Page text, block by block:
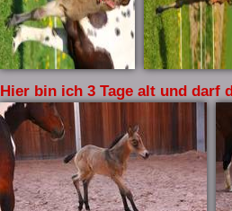
Hier bin ich 3 Tage alt und darf